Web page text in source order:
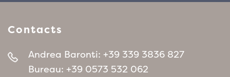
Contacts
Andrea Baronti: +39 339 3836 827
Bureau: +39 0573 532 062